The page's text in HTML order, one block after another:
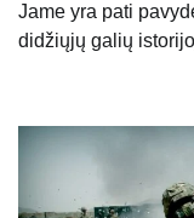
Jame yra pati
didžiųjų galių